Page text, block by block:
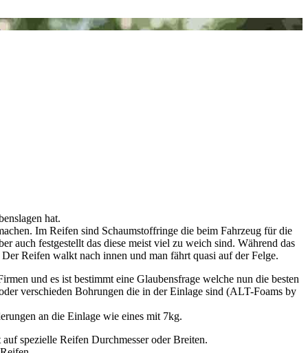
hat.
Im Reifen sind Schaumstoffringe die beim Fahrzeug für die
auch festgestellt das diese meist viel zu weich sind. Während das
Reifen walkt nach innen und man fährt quasi auf der Felge.
und es ist bestimmt eine Glaubensfrage welche nun die besten
verschieden Bohrungen die in der Einlage sind (ALT-Foams by
an die Einlage wie eines mit 7kg.
spezielle Reifen Durchmesser oder Breiten.